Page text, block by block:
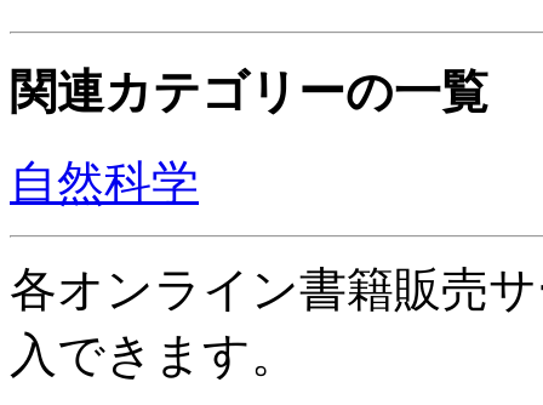
関連カテゴリーの一覧
自然科学
各オンライン書籍販売
入できます。